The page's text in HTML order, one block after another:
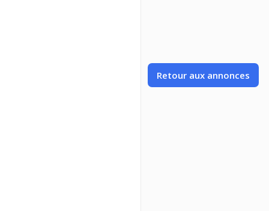
Retour aux annonces